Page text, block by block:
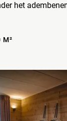
het
M²